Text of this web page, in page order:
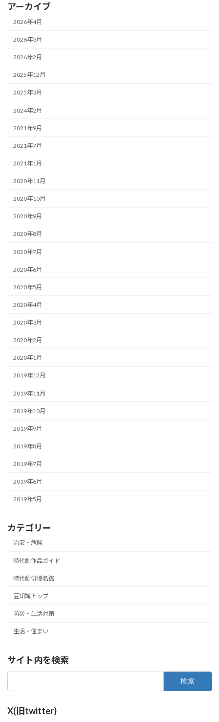
アーカイブ
2026年4月
2026年3月
2026年2月
2025年12月
2025年3月
2024年2月
2021年9月
2021年7月
2021年1月
2020年11月
2020年10月
2020年9月
2020年8月
2020年7月
2020年6月
2020年5月
2020年4月
2020年3月
2020年2月
2020年1月
2019年12月
2019年11月
2019年10月
2019年9月
2019年8月
2019年7月
2019年6月
2019年5月
カテゴリー
治安・危険
時代劇作品ガイド
時代劇俳優名鑑
豆知識トップ
防災・生活対策
生活・住まい
サイト内を検索
X(旧twitter)